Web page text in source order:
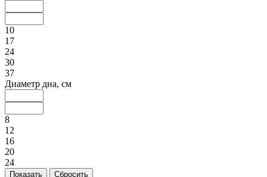
10
17
24
30
37
Диаметр дна, см
8
12
16
20
24